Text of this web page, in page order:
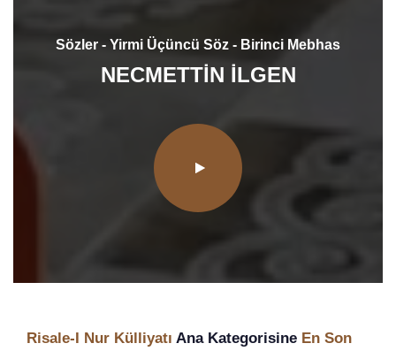
Sözler - Yirmi Üçüncü Söz - Birinci Mebhas
NECMETTİN İLGEN
Risale-I Nur Külliyatı Ana Kategorisine En Son